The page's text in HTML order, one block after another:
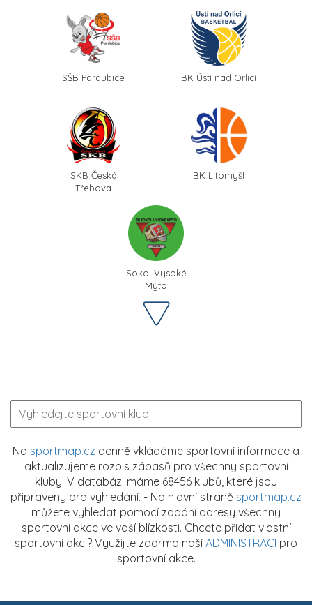
SŠB Pardubice BK Ústí nad Orlicí
SKB Česká
Třebová
BK Litomyšl
Sokol Vysoké
Mýto
Na sportmap.cz denně vkládáme sportovní informace a
aktualizujeme rozpis zápasů pro všechny sportovní
kluby. V databázi máme 68456 klubů, které jsou
připraveny pro vyhledání. - Na hlavní straně sportmap.cz
můžete vyhledat pomocí zadání adresy všechny
sportovní akce ve vaší blízkosti. Chcete přidat vlastní
sportovní akci? Využijte zdarma naší ADMINISTRACI pro
sportovní akce.